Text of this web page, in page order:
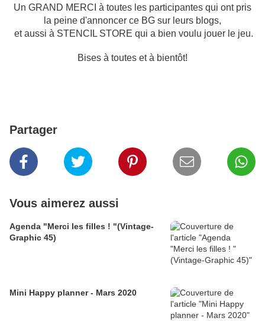
Un GRAND MERCI à toutes les participantes qui ont pris
la peine d'annoncer ce BG sur leurs blogs,
et aussi à STENCIL STORE qui a bien voulu jouer le jeu.
Bises à toutes et à bientôt!
Partager
Vous aimerez aussi
Agenda "Merci les filles ! "(Vintage-
Graphic 45)
Mini Happy planner - Mars 2020